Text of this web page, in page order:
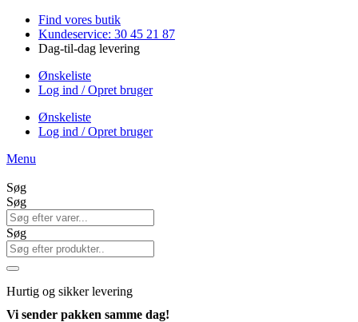
Videre
indhold
Find vores butik
Kundeservice: 30 45 21 87
Dag-til-dag levering
Ønskeliste
Log ind / Opret bruger
Ønskeliste
Log ind / Opret bruger
Menu
Søg
Søg
Søg
Hurtig og sikker levering
Vi sender pakken samme dag!